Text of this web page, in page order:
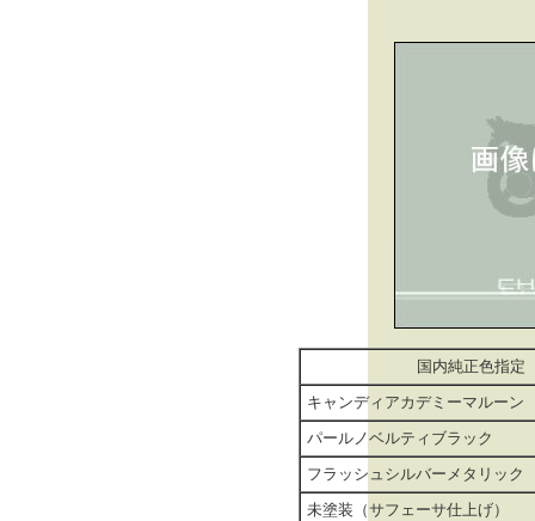
国内純正色指定
キャンディアカデミーマルーン
パールノベルティブラック
フラッシュシルバーメタリック
未塗装（サフェーサ仕上げ）